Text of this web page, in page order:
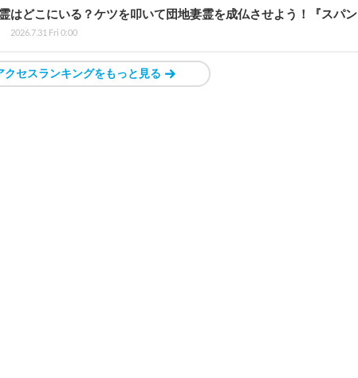
はどこにいる？ケツを叩いて団地妻霊を成仏させよう！『スパン
2026.7.31 Fri 0:00
クセスランキングをもっと見る